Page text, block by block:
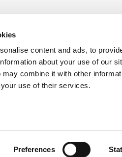
content and ads, to
about your use of our
combine it with other
use of their services.
Preferences